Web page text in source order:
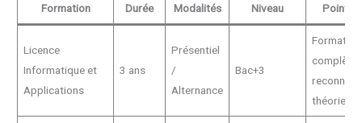
Formation
Durée Modalités Niveau Points
Licence
Informatique et
Applications
3 ans
Présentiel
/
Alternance
Bac+3
Formation
complète,
reconnue,
théorie/